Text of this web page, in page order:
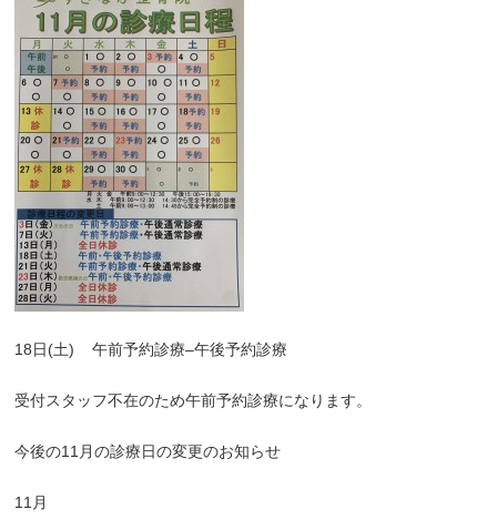
18日(土) 午前予約診療–午後予約診療
受付スタッフ不在のため午前予約診療になります。
今後の11 月の診療日の変更のお知らせ
11月